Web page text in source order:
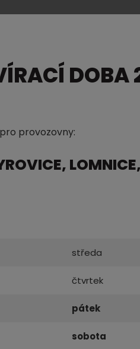
DOBA
provozovny:
středa
čtvrtek
pátek
sobota